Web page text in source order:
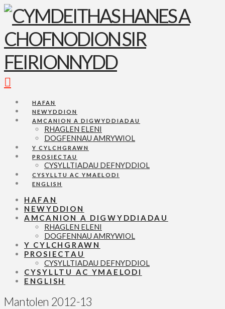
HAFAN
NEWYDDION
AMCANION A DIGWYDDIADAU
RHAGLEN ELENI
DOGFENNAU AMRYWIOL
Y CYLCHGRAWN
PROSIECTAU
CYSYLLTIADAU DEFNYDDIOL
CYSYLLTU AC YMAELODI
ENGLISH
HAFAN
NEWYDDION
AMCANION A DIGWYDDIADAU
RHAGLEN ELENI
DOGFENNAU AMRYWIOL
Y CYLCHGRAWN
PROSIECTAU
CYSYLLTIADAU DEFNYDDIOL
CYSYLLTU AC YMAELODI
ENGLISH
Mantolen 2012-13